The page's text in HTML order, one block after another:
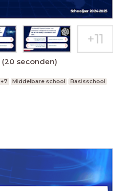
seconden)
+7 Middelbare school
Basisschool